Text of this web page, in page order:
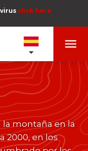
click here
menu
expand_more
search
expand_more
expand_more
la montaña en la
2000, en los